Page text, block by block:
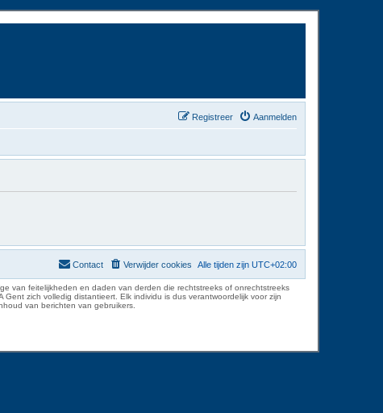
Aanmelden
Registreer
Alle tijden zijn UTC+02:00
Verwijder cookies
Contact
van feitelijkheden en daden van derden die rechtstreeks of onrechtstreeks
zich volledig distantieert. Elk individu is dus verantwoordelijk voor zijn
van berichten van gebruikers.